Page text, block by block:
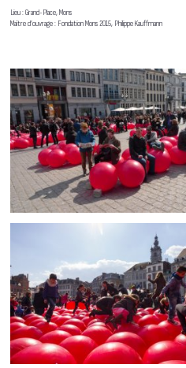
Lieu : Grand-Place, Mons
Maître d’ouvrage : Fondation Mons 2015, Philippe Kauffmann